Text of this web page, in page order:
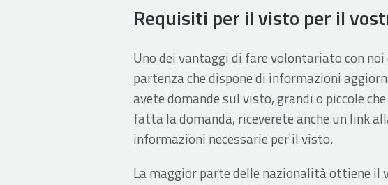
Requisiti per il visto per il
Uno dei vantaggi di fare volontariato con
partenza che dispone di informazioni
avete domande sul visto, grandi o piccole
fatta la domanda, riceverete anche un link
informazioni necessarie per il visto.
La maggior parte delle nazionalità ottiene il